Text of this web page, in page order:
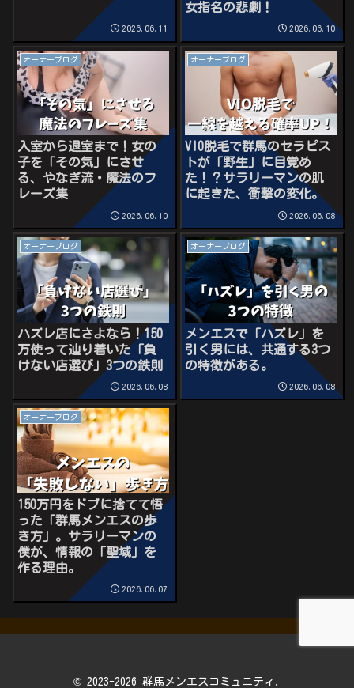
2026.06.11
女指名の悲劇！
2026.06.10
オーナーブログ
入室から退室まで！女の
子を「その気」にさせ
る、やなぎ流・魔法のフ
レーズ集
2026.06.10
オーナーブログ
VIO脱毛で群馬のセラピス
トが「野生」に目覚め
た！？サラリーマンの肌
に起きた、衝撃の変化。
2026.06.08
オーナーブログ
ハズレ店にさよなら！150
万使って辿り着いた「負
けない店選び」3つの鉄則
2026.06.08
オーナーブログ
メンエスで「ハズレ」を
引く男には、共通する3つ
の特徴がある。
2026.06.08
オーナーブログ
150万円をドブに捨てて悟
った「群馬メンエスの歩
き方」。サラリーマンの
僕が、情報の「聖域」を
作る理由。
2026.06.07
© 2023-2026 群馬メンエスコミュニティ.